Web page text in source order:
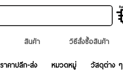
สินค้า วิธีสั่งซื้อสินค้า
าคาปลีก-ส่ง หมวดหมู่ วัสดุต่าง ๆ